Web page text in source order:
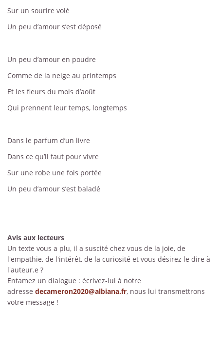
Sur un sourire volé
Un peu d’amour s’est déposé
Un peu d’amour en poudre
Comme de la neige au printemps
Et les fleurs du mois d’août
Qui prennent leur temps, longtemps
Dans le parfum d’un livre
Dans ce qu’il faut pour vivre
Sur une robe une fois portée
Un peu d’amour s’est baladé
Avis aux lecteurs
Un texte vous a plu, il a suscité chez vous de la joie, de
l'empathie, de l'intérêt, de la curiosité et vous désirez le dire à
l'auteur.e ?
Entamez un dialogue : écrivez-lui à notre
adresse decameron2020@albiana.fr, nous lui transmettrons
votre message !